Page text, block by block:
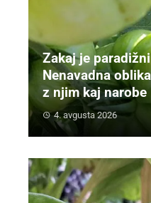
Zakaj je
Nenavadna
z njim kaj narobe
4. avgusta 2026